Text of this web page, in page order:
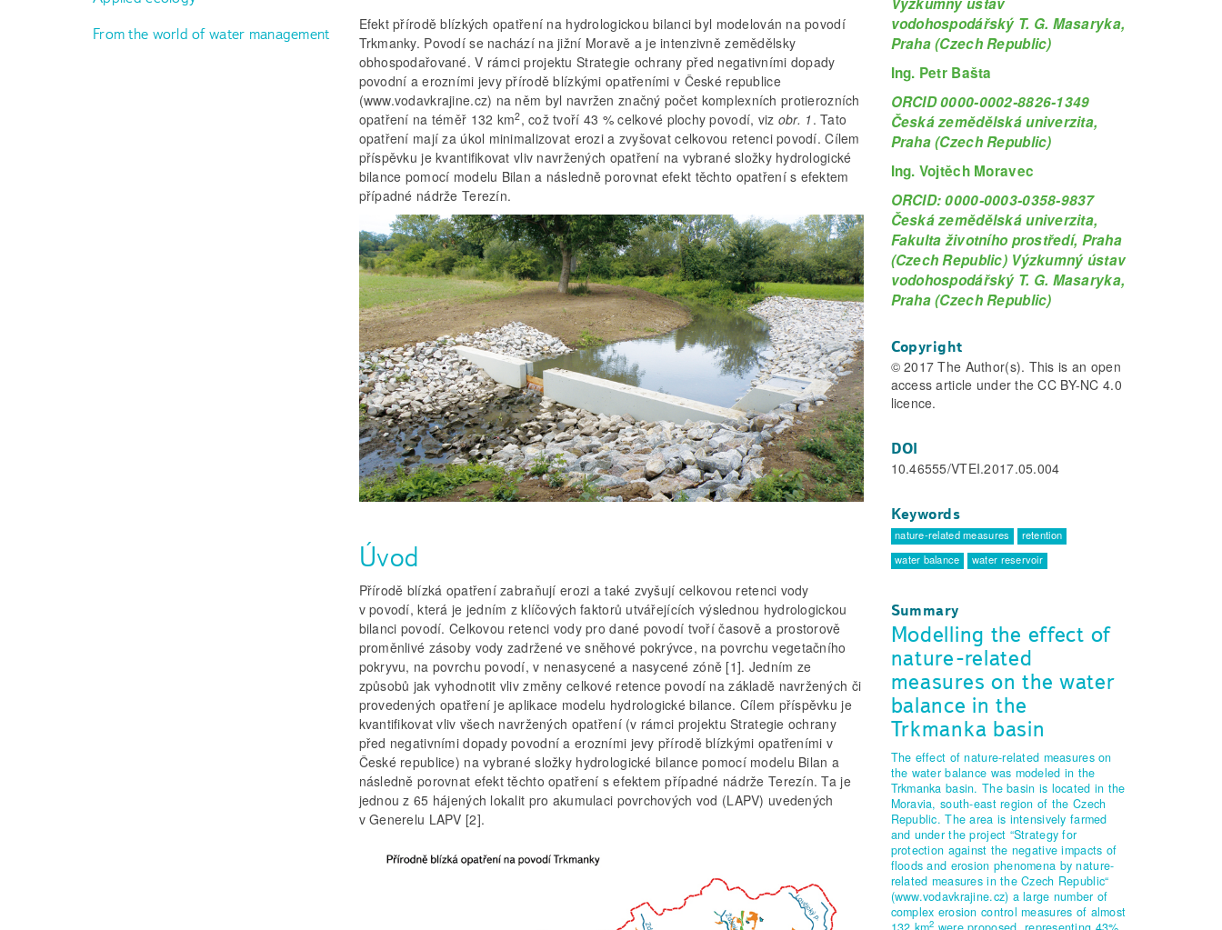
From the world of water management
Efekt přírodě blízkých opatření na hydrologickou bilanci byl modelován na povodí
Trkmanky. Povodí se nachází na jižní Moravě a je intenzivně zemědělsky
obhospodařované. V rámci projektu Strategie ochrany před negativními dopady
povodní a erozními jevy přírodě blízkými opatřeními v České republice
(www.vodavkrajine.cz) na něm byl navržen značný počet komplexních protierozních
opatření na téměř 132 km2, což tvoří 43 % celkové plochy povodí, viz obr. 1. Tato
opatření mají za úkol minimalizovat erozi a zvyšovat celkovou retenci povodí. Cílem
příspěvku je kvantifikovat vliv navržených opatření na vybrané složky hydrologické
bilance pomocí modelu Bilan a následně porovnat efekt těchto opatření s efektem
případné nádrže Terezín.
Úvod
Přírodě blízká opatření zabraňují erozi a také zvyšují celkovou retenci vody
v povodí, která je jedním z klíčových faktorů utvářejících výslednou hydrologickou
bilanci povodí. Celkovou retenci vody pro dané povodí tvoří časově a prostorově
proměnlivé zásoby vody zadržené ve sněhové pokrývce, na povrchu vegetačního
pokryvu, na povrchu povodí, v nenasycené a nasycené zóně [1]. Jedním ze
způsobů jak vyhodnotit vliv změny celkové retence povodí na základě navržených či
provedených opatření je aplikace modelu hydrologické bilance. Cílem příspěvku je
kvantifikovat vliv všech navržených opatření (v rámci projektu Strategie ochrany
před negativními dopady povodní a erozními jevy přírodě blízkými opatřeními v
České republice) na vybrané složky hydrologické bilance pomocí modelu Bilan a
následně porovnat efekt těchto opatření s efektem případné nádrže Terezín. Ta je
jednou z 65 hájených lokalit pro akumulaci povrchových vod (LAPV) uvedených
v Generelu LAPV [2].
vodohospodářský T. G. Masaryka,
Praha (Czech Republic)
Ing. Petr Bašta
ORCID 0000-0002-8826-1349
Česká zemědělská univerzita,
Praha (Czech Republic)
Ing. Vojtěch Moravec
ORCID: 0000-0003-0358-9837
Česká zemědělská univerzita,
Fakulta životního prostředí, Praha
(Czech Republic) Výzkumný ústav
vodohospodářský T. G. Masaryka,
Praha (Czech Republic)
Copyright
© 2017 The Author(s). This is an open
access article under the CC BY-NC 4.0
licence.
DOI
10.46555/VTEI.2017.05.004
Keywords
nature-related measures
retention
water balance
water reservoir
Summary
Modelling the effect of
nature-related
measures on the water
balance in the
Trkmanka basin
The effect of nature-related measures on
the water balance was modeled in the
Trkmanka basin. The basin is located in the
Moravia, south-east region of the Czech
Republic. The area is intensively farmed
and under the project “Strategy for
protection against the negative impacts of
floods and erosion phenomena by nature-
related measures in the Czech Republic“
(www.vodavkrajine.cz) a large number of
complex erosion control measures of almost
2